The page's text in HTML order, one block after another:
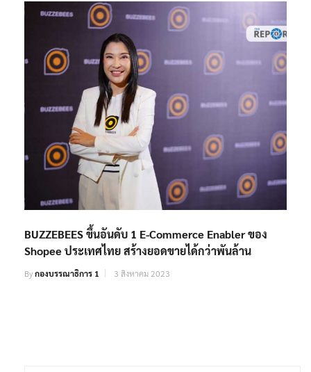
BUZZEBEES ขึ้นอันดับ 1 E-Commerce Enabler ของ
Shopee ประเทศไทย สร้างยอดขายได้กว่าพันล้าน
Byกองบรรณาธิการ 1 3 สิงหาคม 2023